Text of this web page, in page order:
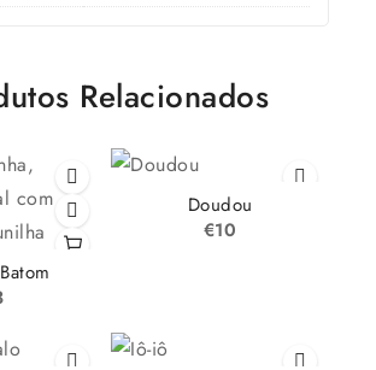
Relacionados
Doudou
€10